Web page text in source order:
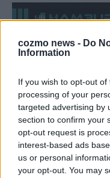
cozmo news - Do
Information
If you wish to opt-out
processing of your
targeted advertising by
section to confirm your
opt-out request is
interest-based ads
us or personal
your opt-out. You may